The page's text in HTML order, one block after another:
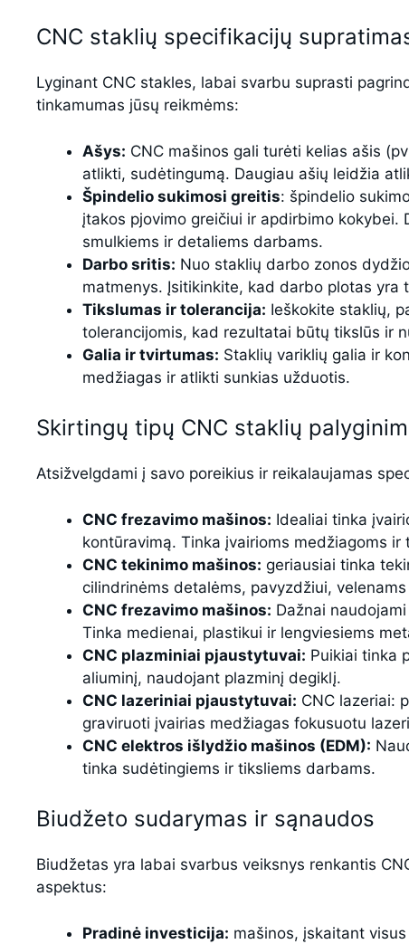
CNC staklių specifikacijų
Lyginant CNC stakles, labai svarbu suprasti
tinkamumas jūsų reikmėms:
Ašys: CNC mašinos gali turėti kelias ašis
atlikti, sudėtingumą. Daugiau ašių leidžia
Špindelio sukimosi greitis: špindelio
įtakos pjovimo greičiui ir apdirbimo
smulkiems ir detaliems darbams.
Darbo sritis: Nuo staklių darbo zonos
matmenys. Įsitikinkite, kad darbo plotas yra
Tikslumas ir tolerancija: Ieškokite staklių,
tolerancijomis, kad rezultatai būtų tikslūs ir
Galia ir tvirtumas: Staklių variklių galia ir
medžiagas ir atlikti sunkias užduotis.
Skirtingų tipų CNC staklių
Atsižvelgdami į savo poreikius ir reikalaujamas
CNC frezavimo mašinos: Idealiai tinka
kontūravimą. Tinka įvairioms medžiagoms ir
CNC tekinimo mašinos: geriausiai tinka
cilindrinėms detalėms, pavyzdžiui,
CNC frezavimo mašinos: Dažnai
Tinka medienai, plastikui ir lengviesiems
CNC plazminiai pjaustytuvai: Puikiai tinka
aliuminį, naudojant plazminį degiklį.
CNC lazeriniai pjaustytuvai: CNC lazeriai:
graviruoti įvairias medžiagas fokusuotu
CNC elektros išlydžio mašinos (EDM):
tinka sudėtingiems ir tiksliems darbams.
Biudžeto sudarymas ir sąnaudos
Biudžetas yra labai svarbus veiksnys renkantis
aspektus:
Pradinė investicija: mašinos, įskaitant